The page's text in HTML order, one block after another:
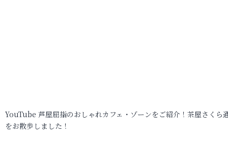
YouTube 芦屋屈指のおしゃれカフェ・ゾーンをご紹介！茶屋さくら
をお散歩しました！